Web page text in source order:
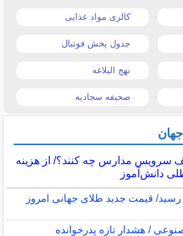
کالری مواد غذایی
جدول پخش فوتبال
نهج البلاغه
صحیفه سجادیه
سرویس مدارس چه کنند؟/ از هزینه
دانش‌آموز
رسید/ قیمت جدید طلای جهانی امروز
/ هشدار تازه پدرخوانده